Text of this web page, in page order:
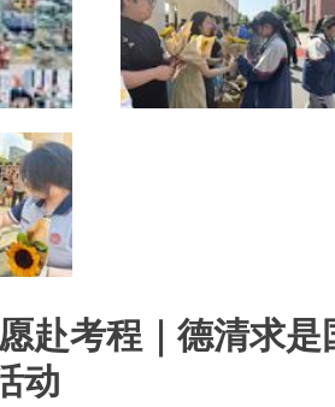
赴考程｜德清求
动